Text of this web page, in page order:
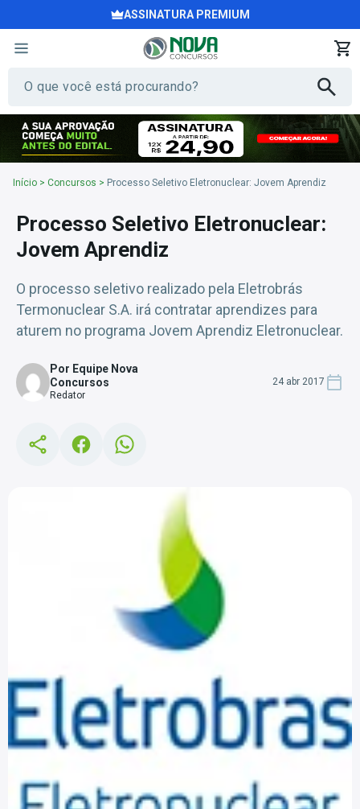
ASSINATURA PREMIUM
Início > Concursos > Processo Seletivo Eletronuclear: Jovem Aprendiz
Processo Seletivo Eletronuclear:
Jovem Aprendiz
O processo seletivo realizado pela Eletrobrás
Termonuclear S.A. irá contratar aprendizes para
aturem no programa Jovem Aprendiz Eletronuclear.
Por Equipe Nova
Concursos
Redator
24 abr 2017